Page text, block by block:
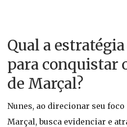
Qual a
para conquistar
de Marçal?
Nunes, ao direcionar seu
Marçal, busca evidenciar e